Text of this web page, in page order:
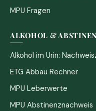
MPU Fragen
ALKOHOL &
Alkohol im Urin:
ETG Abbau Rechner
MPU Leberwerte
MPU Abstinenznachweis